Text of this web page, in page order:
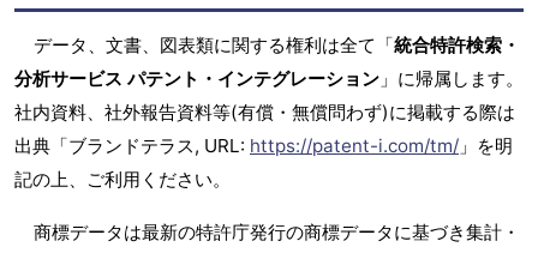
データ、文書、図表類に関する権利は全て「統合特許検索・
分析サービス パテント・インテグレーション 」に帰属します。
社内資料、社外報告資料等(有償・無償問わず)に掲載する際は
出典「ブランドテラス, URL: https://patent-i.com/tm/ 」を明
記の上、ご利用ください。
商標データは最新の特許庁発行の商標データに基づき集計・